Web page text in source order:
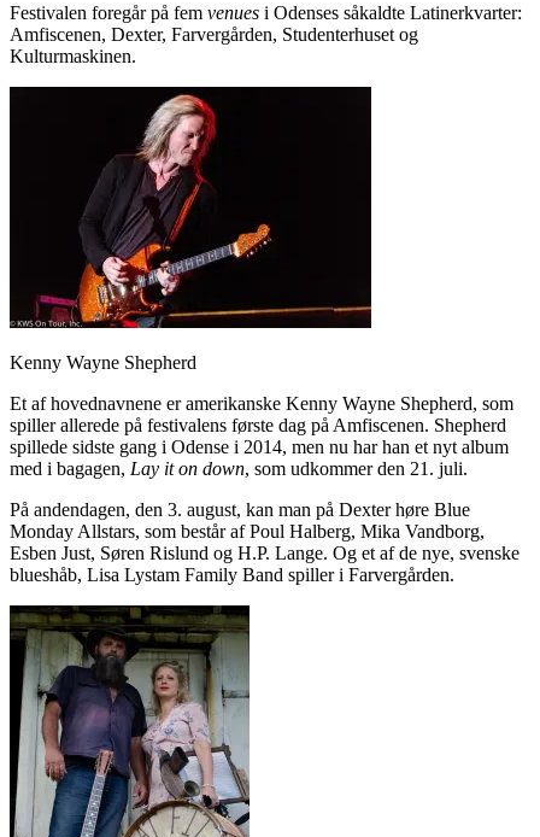
Festivalen foregår på fem venues i Odenses såkaldte Latinerkvarter:
Amfiscenen, Dexter, Farvergården, Studenterhuset og
Kulturmaskinen.
Kenny Wayne Shepherd
Et af hovednavnene er amerikanske Kenny Wayne Shepherd, som
spiller allerede på festivalens første dag på Amfiscenen. Shepherd
spillede sidste gang i Odense i 2014, men nu har han et nyt album
med i bagagen, Lay it on down, som udkommer den 21. juli.
På andendagen, den 3. august, kan man på Dexter høre Blue
Monday Allstars, som består af Poul Halberg, Mika Vandborg,
Esben Just, Søren Rislund og H.P. Lange. Og et af de nye, svenske
blueshåb, Lisa Lystam Family Band spiller i Farvergården.